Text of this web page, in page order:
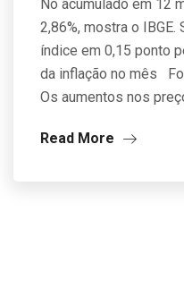
No acumulado em 12
2,86%, mostra o
índice em 0,15 ponto
da inflação no mês
Os aumentos nos
Read More